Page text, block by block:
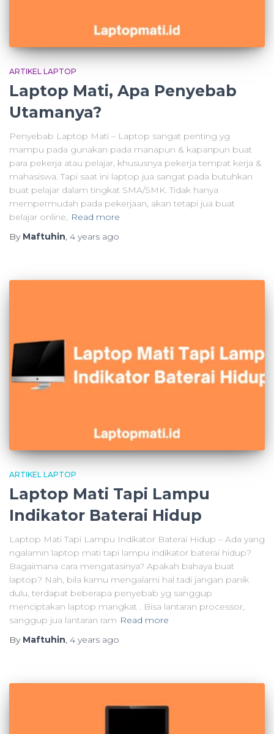
ARTIKEL LAPTOP
Laptop Mati, Apa Penyebab
Utamanya?
Penyebab Laptop Mati – Laptop sangat penting yg
mampu pada gunakan pada manapun & kapanpun buat
para pekerja atau pelajar, khususnya pekerja tempat kerja &
mahasiswa. Tapi saat ini laptop jua sangat pada butuhkan
buat pelajar dalam tingkat SMA/SMK. Tidak hanya
mempermudah pada pekerjaan, akan tetapi jua buat
belajar online, Read more
By Maftuhin, 4 years ago
ARTIKEL LAPTOP
Laptop Mati Tapi Lampu
Indikator Baterai Hidup
Laptop Mati Tapi Lampu Indikator Baterai Hidup – Ada yang
ngalamin laptop mati tapi lampu indikator baterai hidup?
Bagaimana cara mengatasinya? Apakah bahaya buat
laptop? Nah, bila kamu mengalami hal tadi jangan panik
dulu, terdapat beberapa penyebab yg sanggup
menciptakan laptop mangkat . Bisa lantaran processor,
sanggup jua lantaran ram Read more
By Maftuhin, 4 years ago